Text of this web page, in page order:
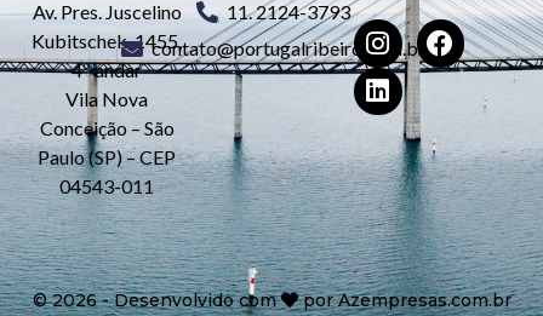
Av. Pres. Juscelino
Kubitschek, 1455,
4º andar
Vila Nova
Conceição – São
Paulo (SP) – CEP
04543-011
11. 2124-3793
contato@portugalribeiro.com.br
©2026- Desenvolvido com porAzempresas.com.br